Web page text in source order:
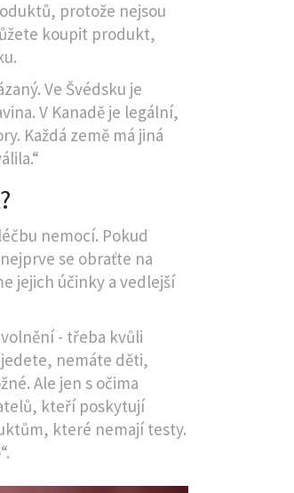
protože nejsou
koupit produkt,
Ve Švédsku je
V Kanadě je legální,
Každá země má jiná
nemocí. Pokud
se obraťte na
jejich účinky a vedlejší
- třeba kvůli
nemáte děti,
Ale jen s očima
kteří poskytují
které nemají testy.